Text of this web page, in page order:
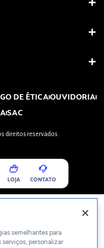
DE ÉTICAOUVIDORIA
SAC
direitos reservados.
LOJA CONTATO
semelhantes para
serviços, personalizar